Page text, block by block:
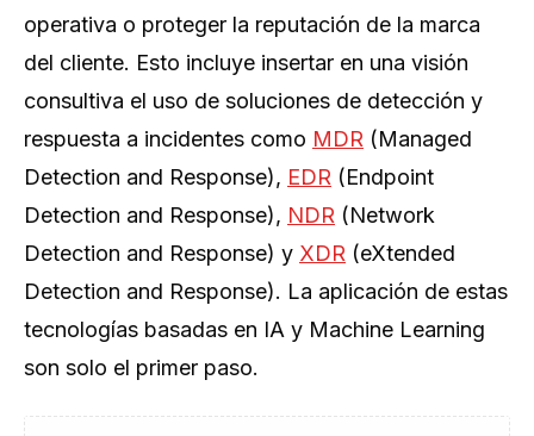
operativa o proteger la reputación de la marca
del cliente. Esto incluye insertar en una visión
consultiva el uso de soluciones de detección y
respuesta a incidentes como MDR (Managed
Detection and Response), EDR (Endpoint
Detection and Response), NDR (Network
Detection and Response) y XDR (eXtended
Detection and Response). La aplicación de estas
tecnologías basadas en IA y Machine Learning
son solo el primer paso.